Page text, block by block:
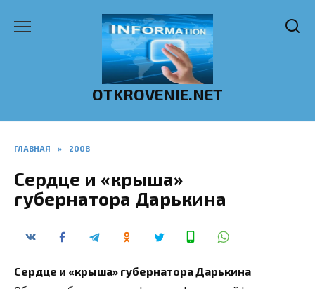
OTKROVENIE.NET
ГЛАВНАЯ » 2008
Сердце и «крыша»
губернатора Дарькина
Сердце и «крыша» губернатора Дарькина